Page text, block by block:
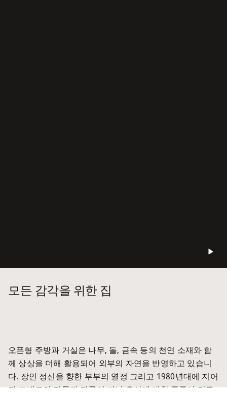
모든 감각을 위한 집
오픈형 주방과 거실은 나무, 돌, 금속 등의 천연 소재와 함
께 상상을 더해 활용되어 외부의 자연을 반영하고 있습니
다. 장인 정신을 향한 부부의 열정 그리고 1980년대에 지어
진 그대로의 건물과 건물이 지닌 유산에 대한 존중이 깃든